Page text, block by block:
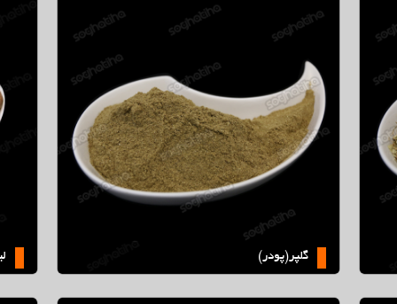
گلپر(پودر)
لیمو جهرم